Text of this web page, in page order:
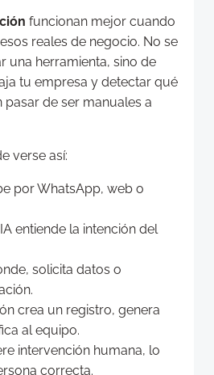
funcionan mejor cuando
reales de negocio. No se
una herramienta, sino de
tu empresa y detectar qué
de ser manuales a
verse así:
por WhatsApp, web o
entiende la intención del
solicita datos o
crea un registro, genera
al equipo.
intervención humana, lo
correcta.